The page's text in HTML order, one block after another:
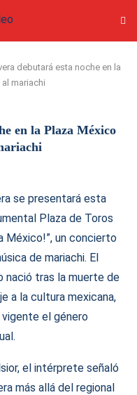
debutará esta noche en la
mariachi
en la Plaza México
se presentará esta
Plaza de Toros
México!”, un concierto
de mariachi. El
tras la muerte de
a la cultura mexicana,
el género
el intérprete señaló
más allá del regional